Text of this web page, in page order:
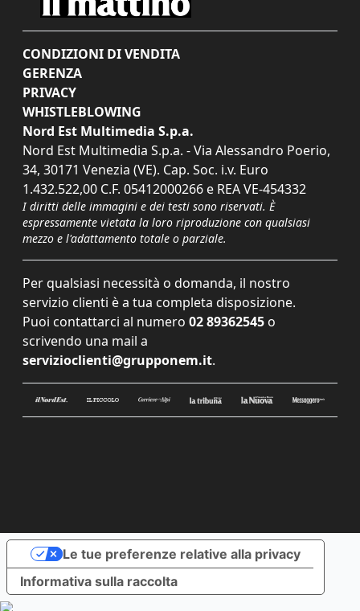
CONDIZIONI DI VENDITA
GERENZA
PRIVACY
WHISTLEBLOWING
Nord Est Multimedia S.p.a.
Nord Est Multimedia S.p.a. - Via Alessandro Poerio,
34, 30171 Venezia (VE). Cap. Soc. i.v. Euro
1.432.522,00 C.F. 05412000266 e REA VE-454332
I diritti delle immagini e dei testi sono riservati. È
espressamente vietata la loro riproduzione con qualsiasi
mezzo e l'adattamento totale o parziale.
Per qualsiasi necessità o domanda, il nostro
servizio clienti è a tua completa disposizione.
Puoi contattarci al numero 02 89362545 o
scrivendo una mail a
servizioclienti@grupponem.it.
Informativa sulla raccolta
Le tue preferenze relative alla privacy